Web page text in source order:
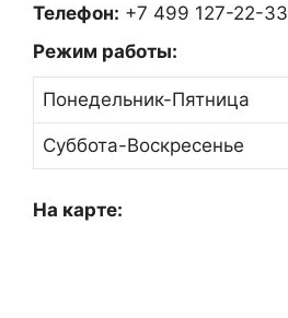
Телефон: +7 499 127-22-33
Режим работы:
Понедельник-Пятница
Суббота-Воскресенье
На карте: